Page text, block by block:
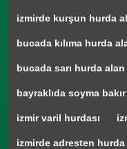
izmirde kurşun hurda
bucada kılıma hurda
bucada sarı hurda alan
bayraklıda soyma
izmir varil hurdası
izmirde adresten hurda